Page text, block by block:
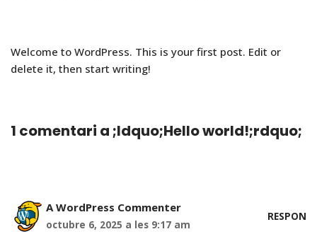
Welcome to WordPress. This is your first post. Edit or
delete it, then start writing!
1 comentari a ;ldquo;Hello world!;rdquo;
A WordPress Commenter
octubre 6, 2025 a les 9:17 am
RESPON